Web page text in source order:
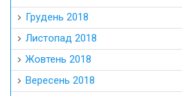
Грудень 2018
Листопад 2018
Жовтень 2018
Вересень 2018